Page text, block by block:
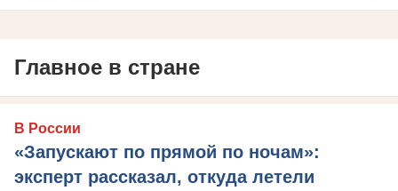
Главное в стране
В России
«Запускают по прямой по ночам»:
эксперт рассказал, откуда летели